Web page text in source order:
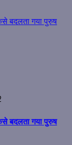
बदलता गया पुरुष
बदलता गया पुरुष